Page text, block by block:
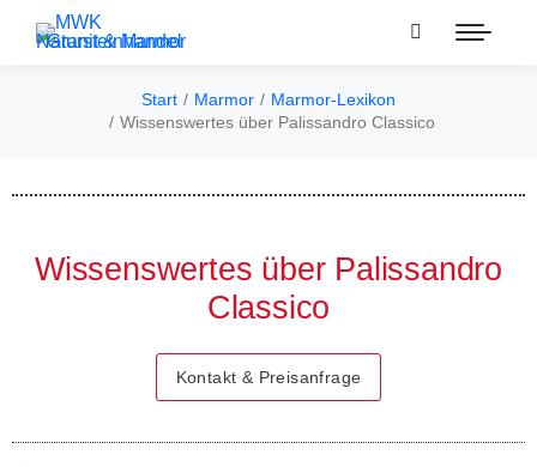
Sie befinden sich hier:
Start Marmor
Marmor-Lexikon
Wissenswertes über Palissandro Classico
Wissenswertes über Palissandro
Classico
Kontakt & Preisanfrage